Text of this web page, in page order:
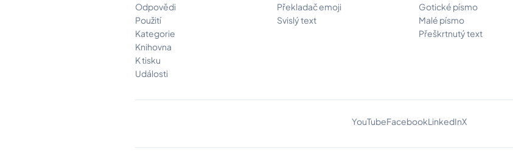
Odpovědi
Použití
Kategorie
Knihovna
K tisku
Události
Překladač emoji
Svislý text
Gotické písmo
Malé písmo
Přeškrtnutý text
YouTubeFacebookLinkedInX